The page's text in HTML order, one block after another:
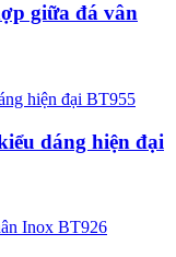
giữa đá vân
dáng hiện đại